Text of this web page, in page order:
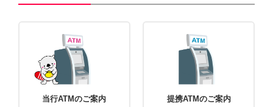
当行ATMのご案内 提携ATMのご案内